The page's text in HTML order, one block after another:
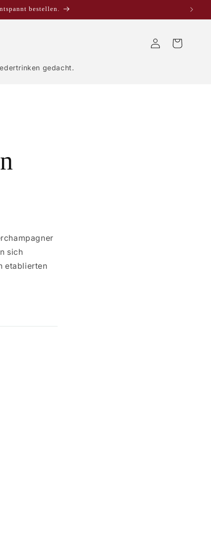
bestellen.
gedacht.
EinloggenWarenkorb
sich
etablierten